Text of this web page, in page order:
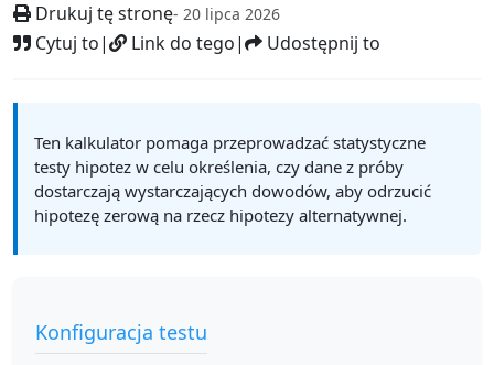
Drukuj tę stronę- 20 lipca 2026
Cytuj to| Link do tego| Udostępnij to
Ten kalkulator pomaga przeprowadzać statystyczne
testy hipotez w celu określenia, czy dane z próby
dostarczają wystarczających dowodów, aby odrzucić
hipotezę zerową na rzecz hipotezy alternatywnej.
Konfiguracja testu